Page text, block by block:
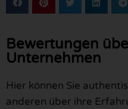
Bewertungen
Unternehmen
Hier können Sie
anderen über ihre